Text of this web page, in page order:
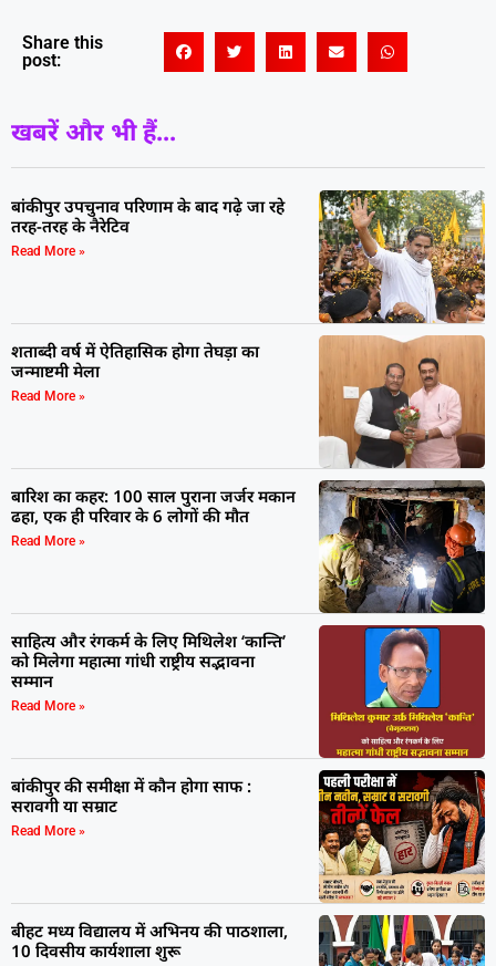
Share this
post:
खबरें और भी हैं...
बांकीपुर उपचुनाव परिणाम के बाद गढ़े जा रहे
तरह-तरह के नैरेटिव
Read More »
शताब्दी वर्ष में ऐतिहासिक होगा तेघड़ा का
जन्माष्टमी मेला
Read More »
बारिश का कहर: 100 साल पुराना जर्जर मकान
ढहा, एक ही परिवार के 6 लोगों की मौत
Read More »
साहित्य और रंगकर्म के लिए मिथिलेश ‘कान्ति’
को मिलेगा महात्मा गांधी राष्ट्रीय सद्भावना
सम्मान
Read More »
बांकीपुर की समीक्षा में कौन होगा साफ :
सरावगी या सम्राट
Read More »
बीहट मध्य विद्यालय में अभिनय की पाठशाला,
10 दिवसीय कार्यशाला शुरू